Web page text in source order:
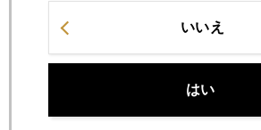
2020年10月16日
いいえ
はい